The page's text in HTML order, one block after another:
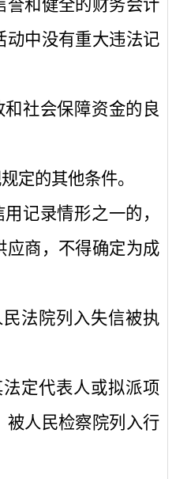
誉和健全的财务会计
动中没有重大违法记
社会保障资金的良
定的其他条件。
记录情形之一的，
应商，不得确定为成
法院列入失信被执
定代表人或拟派项
被人民检察院列入行